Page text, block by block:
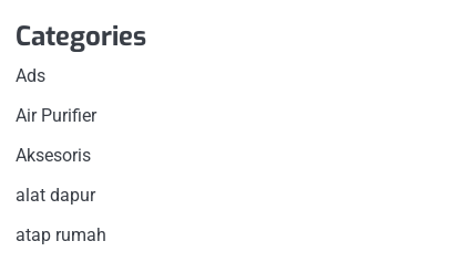
Categories
Ads
Air Purifier
Aksesoris
alat dapur
atap rumah